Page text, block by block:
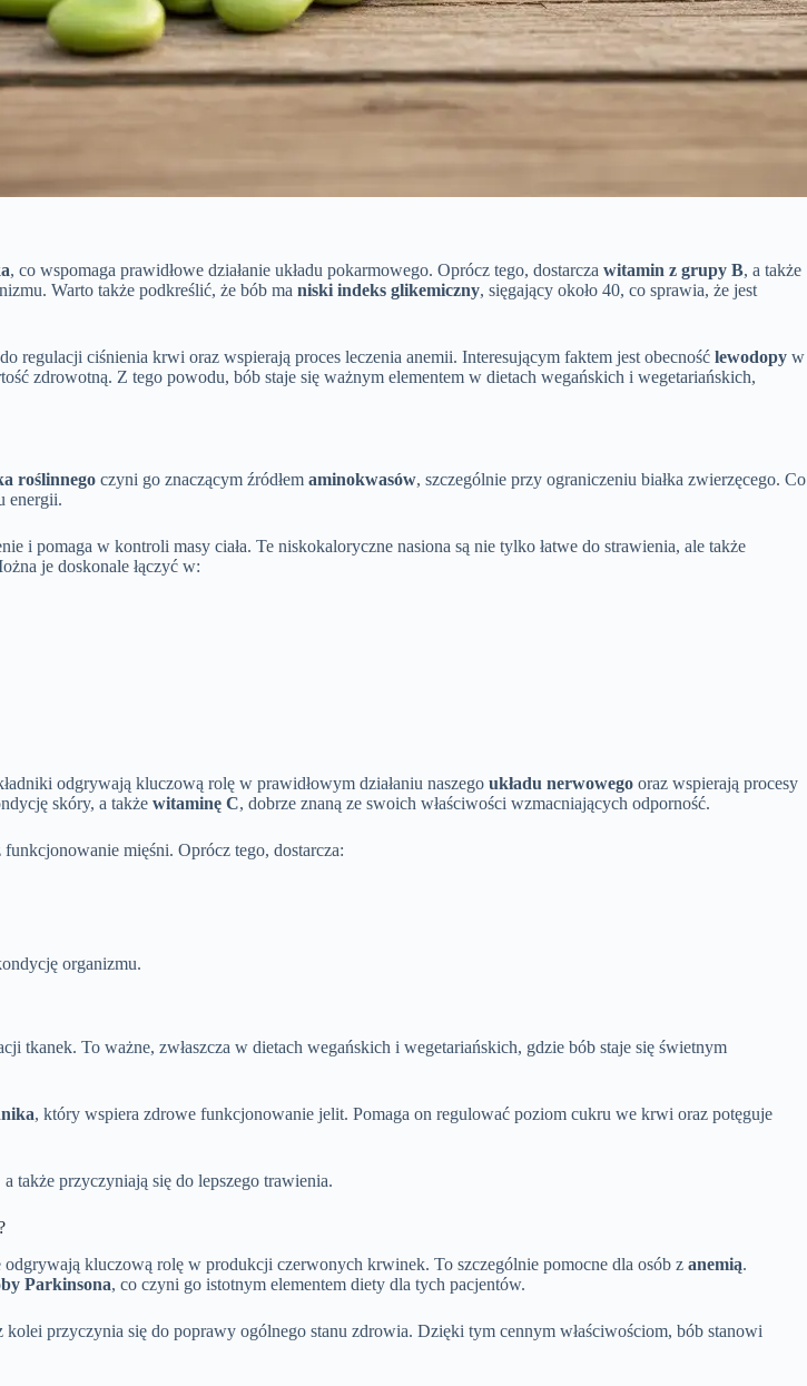
, co wspomaga prawidłowe działanie układu pokarmowego. Oprócz tego, dostarcza witamin z grupy B, a także
Warto także podkreślić, że bób ma niski indeks glikemiczny, sięgający około 40, co sprawia, że jest
regulacji ciśnienia krwi oraz wspierają proces leczenia anemii. Interesującym faktem jest obecność lewodopy w
zdrowotną. Z tego powodu, bób staje się ważnym elementem w dietach wegańskich i wegetariańskich,
roślinnego czyni go znaczącym źródłem aminokwasów, szczególnie przy ograniczeniu białka zwierzęcego. Co
energii.
i pomaga w kontroli masy ciała. Te niskokaloryczne nasiona są nie tylko łatwe do strawienia, ale także
je doskonale łączyć w:
odgrywają kluczową rolę w prawidłowym działaniu naszego układu nerwowego oraz wspierają procesy
skóry, a także witaminę C, dobrze znaną ze swoich właściwości wzmacniających odporność.
mięśni. Oprócz tego, dostarcza:
organizmu.
tkanek. To ważne, zwłaszcza w dietach wegańskich i wegetariańskich, gdzie bób staje się świetnym
, który wspiera zdrowe funkcjonowanie jelit. Pomaga on regulować poziom cukru we krwi oraz potęguje
także przyczyniają się do lepszego trawienia.
odgrywają kluczową rolę w produkcji czerwonych krwinek. To szczególnie pomocne dla osób z anemią.
Parkinsona, co czyni go istotnym elementem diety dla tych pacjentów.
kolei przyczynia się do poprawy ogólnego stanu zdrowia. Dzięki tym cennym właściwościom, bób stanowi